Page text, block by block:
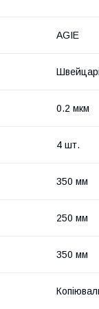
AGIE
0.2 мкм
4 шт.
350 мм
250 мм
350 мм